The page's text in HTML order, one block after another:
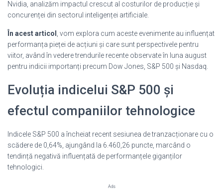
Nvidia, analizăm impactul crescut al costurilor de producție și
concurenței din sectorul inteligenței artificiale.
În acest articol
, vom explora cum aceste evenimente au influențat
performanța pieței de acțiuni și care sunt perspectivele pentru
viitor, având în vedere trendurile recente observate în luna august
pentru indicii importanți precum Dow Jones, S&P 500 și Nasdaq.
Evoluția indicelui S&P 500 și
efectul companiilor tehnologice
Indicele S&P 500 a încheiat recent sesiunea de tranzacționare cu o
scădere de 0,64%, ajungând la 6.460,26 puncte, marcând o
tendință negativă influențată de performanțele giganților
tehnologici.
Ads